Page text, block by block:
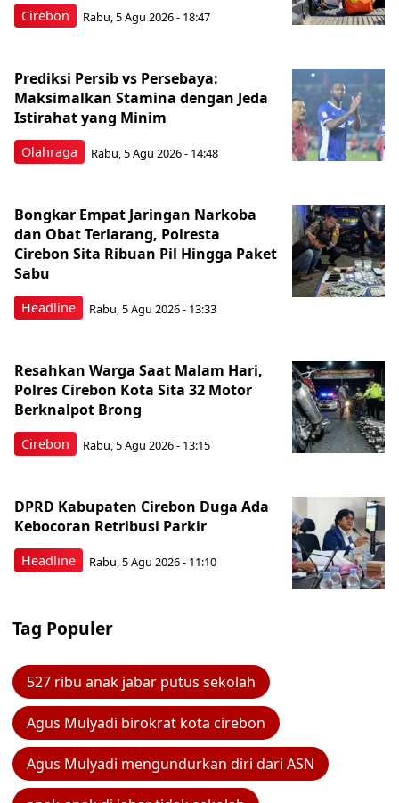
Cirebon Rabu, 5 Agu 2026 - 18:47
Olahraga
Prediksi Persib vs Persebaya:
Maksimalkan Stamina dengan Jeda
Istirahat yang Minim
Rabu, 5 Agu 2026 - 14:48
Headline
Bongkar Empat Jaringan Narkoba
dan Obat Terlarang, Polresta
Cirebon Sita Ribuan Pil Hingga Paket
Sabu
Rabu, 5 Agu 2026 - 13:33
Cirebon
Resahkan Warga Saat Malam Hari,
Polres Cirebon Kota Sita 32 Motor
Berknalpot Brong
Rabu, 5 Agu 2026 - 13:15
Headline
DPRD Kabupaten Cirebon Duga Ada
Kebocoran Retribusi Parkir
Rabu, 5 Agu 2026 - 11:10
Tag Populer
527 ribu anak jabar putus sekolah
Agus Mulyadi birokrat kota cirebon
Agus Mulyadi mengundurkan diri dari ASN